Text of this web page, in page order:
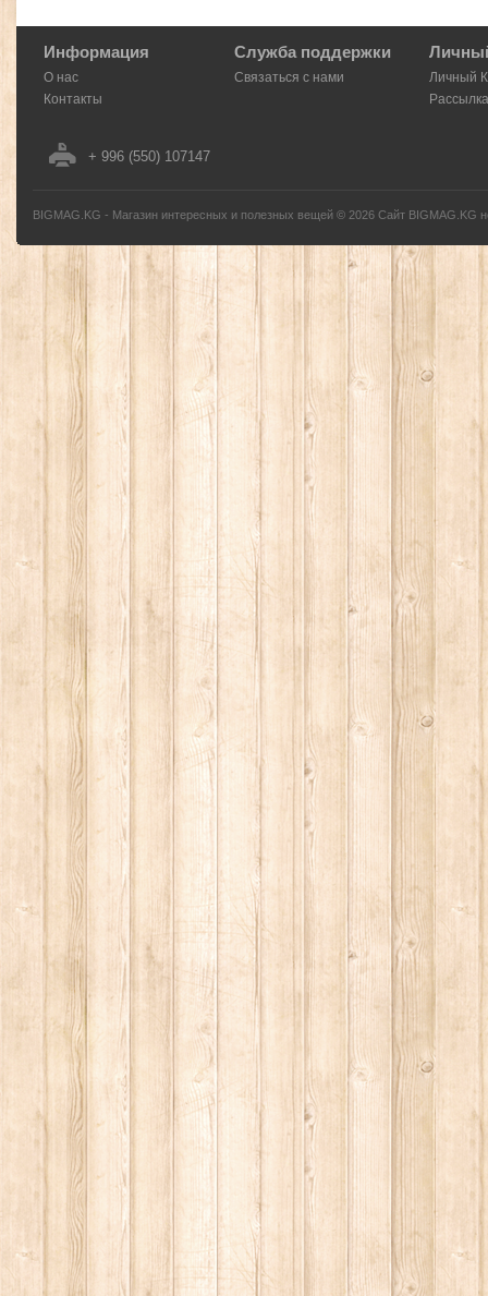
Информация
О нас
Контакты
Служба поддержки
Связаться с нами
Личный
Рассылка
+ 996 (550) 107147
BIGMAG.KG - Магазин интересных и полезных вещей © 2026 Сайт BIGMAG.KG
без письменного разрешения автора - запрещено, и будет преследоваться по